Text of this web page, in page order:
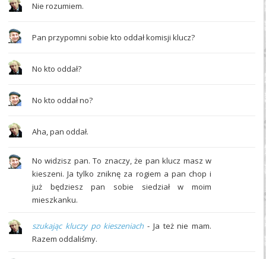
Nie rozumiem.
Pan przypomni sobie kto oddał komisji klucz?
No kto oddał?
No kto oddał no?
Aha, pan oddał.
No widzisz pan. To znaczy, że pan klucz masz w
kieszeni. Ja tylko zniknę za rogiem a pan chop i
już będziesz pan sobie siedział w moim
mieszkanku.
szukając kluczy po kieszeniach- Ja też nie mam.
Razem oddaliśmy.